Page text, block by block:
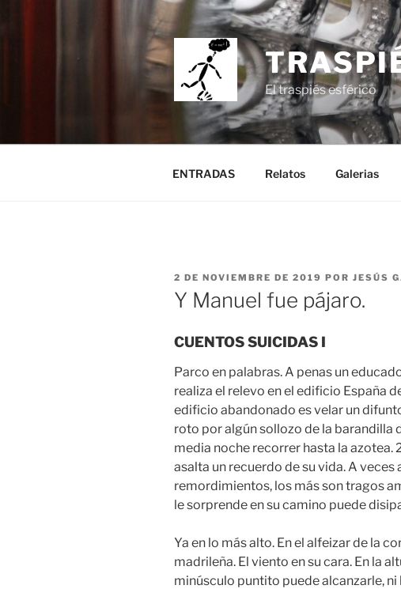
El traspiés esférico
ENTRADAS Relatos Galerias
PUBLICADO
EL
2 DE NOVIEMBRE DE 2019 POR JESÚS
Y Manuel fue pájaro.
CUENTOS SUICIDAS I
Parco en palabras. A penas un
realiza el relevo en el edificio España
edificio abandonado es velar un
roto por algún sollozo de la barandilla
media noche recorrer hasta la azotea.
asalta un recuerdo de su vida. A
remordimientos, los más son tragos
le sorprende en su camino puede
Ya en lo más alto. En el alfeizar de la
madrileña. El viento en su cara. En la
minúsculo puntito puede alcanzarle,